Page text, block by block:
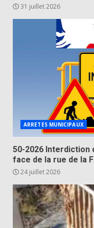
31 juillet 2026
ARRETES MUNICIPAUX
50-2026 Interdiction
face de la rue de la
24 juillet 2026